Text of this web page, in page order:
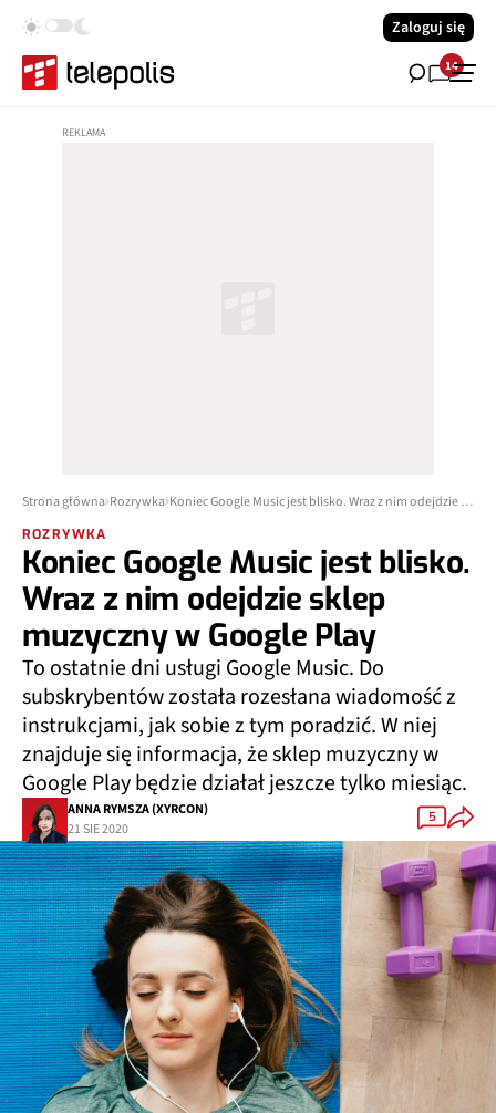
Zaloguj się
14
Strona główna Rozrywka Koniec Google Music jest blisko. Wraz z nim odejdzie sklep muzyczny w Google Play
ROZRYWKA
Koniec Google Music jest blisko.
Wraz z nim odejdzie sklep
muzyczny w Google Play
To ostatnie dni usługi Google Music. Do
subskrybentów została rozesłana wiadomość z
instrukcjami, jak sobie z tym poradzić. W niej
znajduje się informacja, że sklep muzyczny w
Google Play będzie działał jeszcze tylko miesiąc.
ANNA RYMSZA (XYRCON)
21 SIE 2020
5